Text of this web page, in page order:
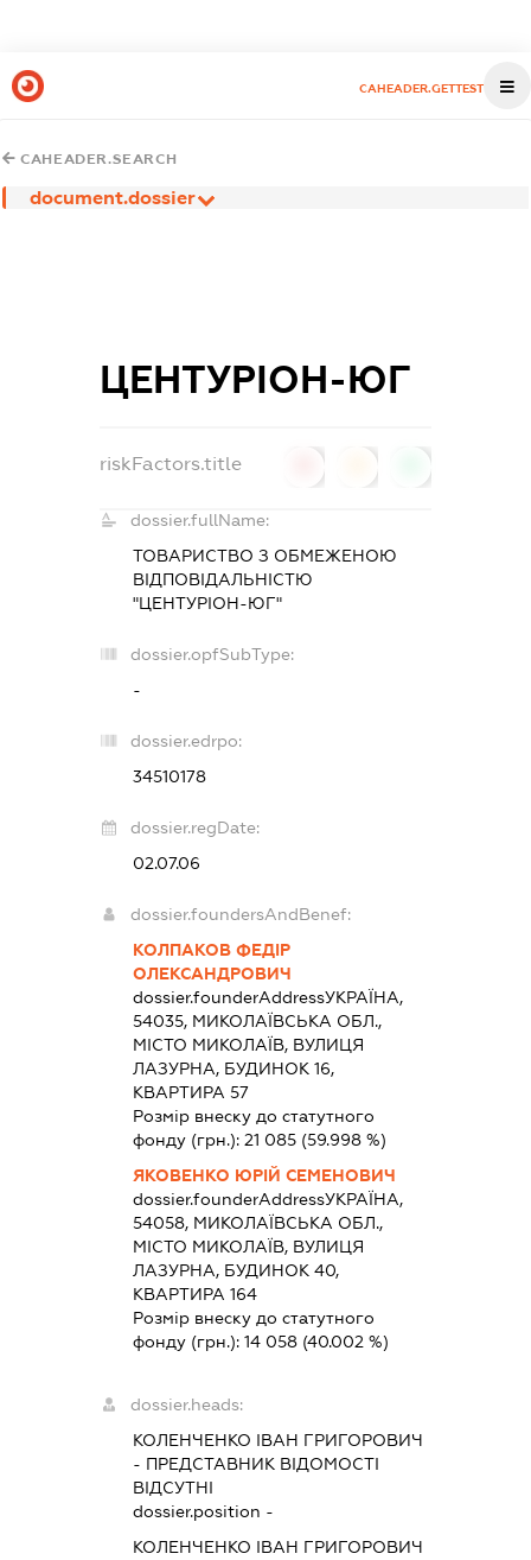
CAHEADER.GETTEST
CAHEADER.SEARCH
document.dossier
ЦЕНТУРІОН-ЮГ
riskFactors.title
dossier.fullName:
ТОВАРИСТВО З ОБМЕЖЕНОЮ
ВІДПОВІДАЛЬНІСТЮ
"ЦЕНТУРІОН-ЮГ"
dossier.opfSubType:
-
dossier.edrpo:
34510178
dossier.regDate:
02.07.06
dossier.foundersAndBenef:
КОЛПАКОВ ФЕДІР
ОЛЕКСАНДРОВИЧ
dossier.founderAddressУКРАЇНА,
54035, МИКОЛАЇВСЬКА ОБЛ.,
МІСТО МИКОЛАЇВ, ВУЛИЦЯ
ЛАЗУРНА, БУДИНОК 16,
КВАРТИРА 57
Розмір внеску до статутного
фонду (грн.):21 085 (59.998 %)
ЯКОВЕНКО ЮРІЙ СЕМЕНОВИЧ
dossier.founderAddressУКРАЇНА,
54058, МИКОЛАЇВСЬКА ОБЛ.,
МІСТО МИКОЛАЇВ, ВУЛИЦЯ
ЛАЗУРНА, БУДИНОК 40,
КВАРТИРА 164
Розмір внеску до статутного
фонду (грн.):14 058 (40.002 %)
dossier.heads:
КОЛЕНЧЕНКО ІВАН ГРИГОРОВИЧ
- ПРЕДСТАВНИК ВІДОМОСТІ
ВІДСУТНІ
dossier.position -
КОЛЕНЧЕНКО ІВАН ГРИГОРОВИЧ